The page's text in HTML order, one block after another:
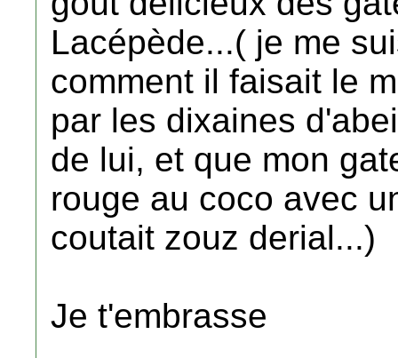
Lacépède...( je me
comment il faisait le
par les dixaines
de lui, et que mon
rouge au coco avec
coutait zouz derial...)
Je t'embrasse